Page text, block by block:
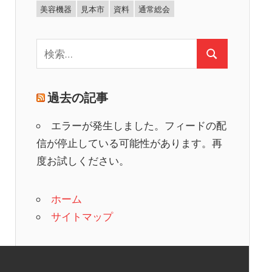
美容機器 見本市 資料 通常総会
索:
検
過去の記事
エラーが発生しました。フィードの配
信が停止している可能性があります。再
度お試しください。
ホーム
サイトマップ